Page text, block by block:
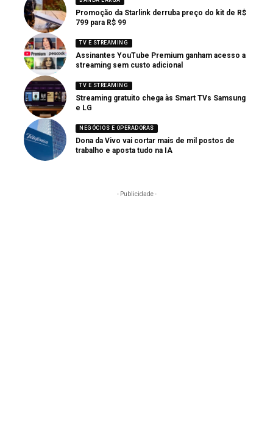
Promoção da Starlink derruba preço do kit de R$
799 para R$ 99
TV E STREAMING
Assinantes YouTube Premium ganham acesso a
streaming sem custo adicional
TV E STREAMING
Streaming gratuito chega às Smart TVs Samsung
e LG
NEGÓCIOS E OPERADORAS
Dona da Vivo vai cortar mais de mil postos de
trabalho e aposta tudo na IA
- Publicidade -